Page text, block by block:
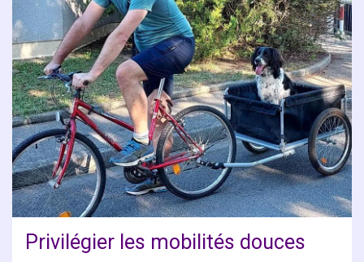
Privilégier les mobilités douces